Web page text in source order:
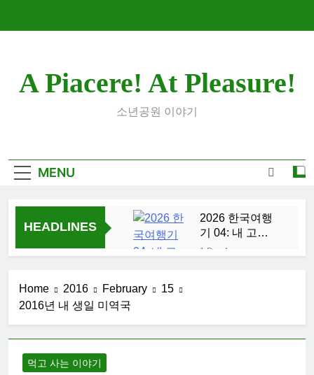
A Piacere! At Pleasure!
소년공원 이야기
MENU
HEADLINES
2026 한국여행
기 04: 내 고향
부산
1 Day Ago
Home 2016 February
15
2016년 내 생일 미역국
먹고 사는 이야기